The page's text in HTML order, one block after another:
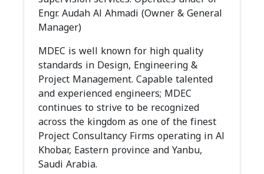
Engr. Audah Al Ahmadi (Owner & General
Manager)
MDEC is well known for high quality
standards in Design, Engineering &
Project Management. Capable talented
and experienced engineers; MDEC
continues to strive to be recognized
across the kingdom as one of the finest
Project Consultancy Firms operating in Al
Khobar, Eastern province and Yanbu,
Saudi Arabia.